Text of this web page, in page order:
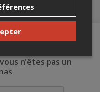
n'êtes pas un